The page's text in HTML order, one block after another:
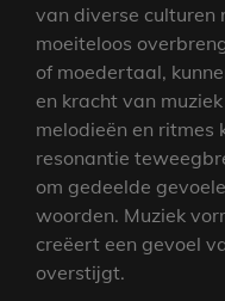
van diverse culturen
moeiteloos
of moedertaal,
en kracht van
melodieën en ritmes
resonantie
om gedeelde
woorden. Muziek
creëert een gevoel
overstijgt.